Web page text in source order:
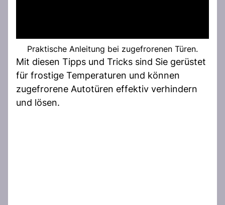
Praktische Anleitung bei zugefrorenen Türen.
Mit diesen Tipps und Tricks sind Sie gerüstet
für frostige Temperaturen und können
zugefrorene Autotüren effektiv verhindern
und lösen.